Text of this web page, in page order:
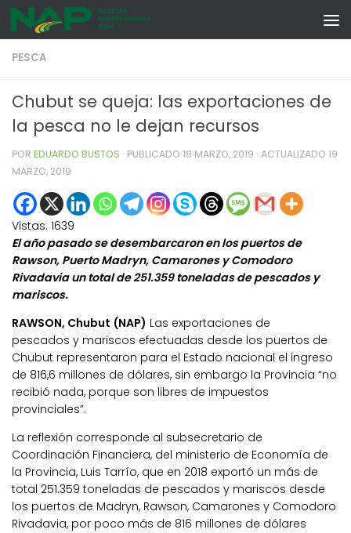
Skip to content
PESCA
Chubut se queja: las exportaciones de
la pesca no le dejan recursos
POR EDUARDO BUSTOS · PUBLICADO 18 MARZO, 2019 · ACTUALIZADO 19
MARZO, 2019
Vistas: 1639
El año pasado se desembarcaron en los puertos de
Rawson, Puerto Madryn, Camarones y Comodoro
Rivadavia un total de 251.359 toneladas de pescados y
mariscos.
RAWSON, Chubut (NAP) Las exportaciones de
pescados y mariscos efectuadas desde los puertos de
Chubut representaron para el Estado nacional el ingreso
de 816,6 millones de dólares, sin embargo la Provincia “no
recibió nada, porque son libres de impuestos
provinciales”.
La reflexión corresponde al subsecretario de
Coordinación Financiera, del ministerio de Economía de
la Provincia, Luis Tarrío, que en 2018 exportó un más de
total 251.359 toneladas de pescados y mariscos desde
los puertos de Madryn, Rawson, Camarones y Comodoro
Rivadavia, por poco más de 816 millones de dólares